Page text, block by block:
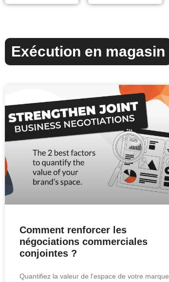
Exécution en magasin
Comment renforcer les
négociations commerciales
conjointes ?
Quantifiez la valeur de l'espace de votre marque